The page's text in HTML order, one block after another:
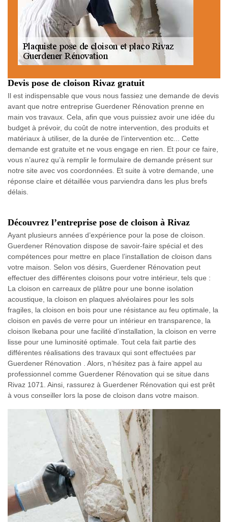
Devis pose de cloison Rivaz gratuit
Il est indispensable que vous nous fassiez une demande de devis
avant que notre entreprise Guerdener Rénovation prenne en
main vos travaux. Cela, afin que vous puissiez avoir une idée du
budget à prévoir, du coût de notre intervention, des produits et
matériaux à utiliser, de la durée de l’intervention etc... Cette
demande est gratuite et ne vous engage en rien. Et pour ce faire,
vous n’aurez qu’à remplir le formulaire de demande présent sur
notre site avec vos coordonnées. Et suite à votre demande, une
réponse claire et détaillée vous parviendra dans les plus brefs
délais.
Découvrez l’entreprise pose de cloison à Rivaz
Ayant plusieurs années d’expérience pour la pose de cloison.
Guerdener Rénovation dispose de savoir-faire spécial et des
compétences pour mettre en place l’installation de cloison dans
votre maison. Selon vos désirs, Guerdener Rénovation peut
effectuer des différentes cloisons pour votre intérieur, tels que :
La cloison en carreaux de plâtre pour une bonne isolation
acoustique, la cloison en plaques alvéolaires pour les sols
fragiles, la cloison en bois pour une résistance au feu optimale, la
cloison en pavés de verre pour un intérieur en transparence, la
cloison Ikebana pour une facilité d'installation, la cloison en verre
lisse pour une luminosité optimale. Tout cela fait partie des
différentes réalisations des travaux qui sont effectuées par
Guerdener Rénovation . Alors, n’hésitez pas à faire appel au
professionnel comme Guerdener Rénovation qui se situe dans
Rivaz 1071. Ainsi, rassurez à Guerdener Rénovation qui est prêt
à vous conseiller lors la pose de cloison dans votre maison.